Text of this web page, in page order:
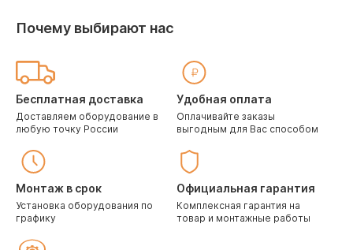
Почему выбирают нас
Бесплатная доставка
Доставляем оборудование в
любую точку России
Удобная оплата
Оплачивайте заказы
выгодным для Вас способом
Монтаж в срок
Установка оборудования по
графику
Официальная гарантия
Комплексная гарантия на
товар и монтажные работы